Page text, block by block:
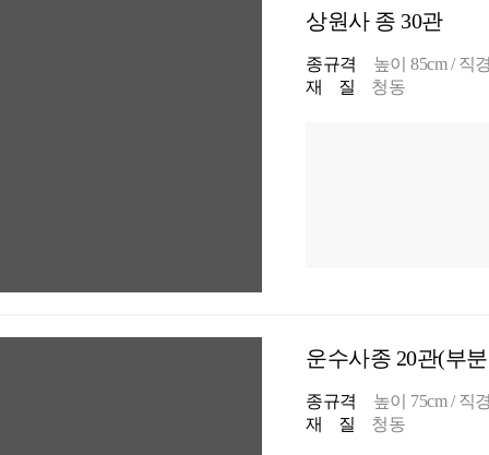
상원사 종 30관
종규격
높이 85cm / 직
재 질
청동
운수사종 20관(부
종규격
높이 75cm / 직
재 질
청동